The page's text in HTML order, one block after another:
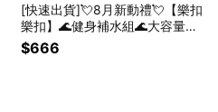
[快速出貨]💘8月新動禮💘【樂扣
樂扣】🌊健身補水組🌊大容量豪
飲水壺+搖搖水壺(收禮者任選款)
『LINE禮物獨家組合』
$666